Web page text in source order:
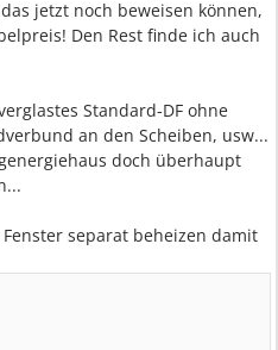
jetzt noch beweisen können,
Den Rest finde ich auch
Standard-DF ohne
an den Scheiben, usw...
doch überhaupt
separat beheizen damit